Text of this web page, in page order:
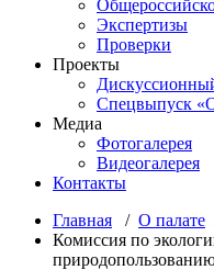
Экспертизы
Проверки
Проекты
Спецвыпуск
Медиа
Фотогалерея
Видеогалерея
Контакты
Главная / О палате
Комиссия по